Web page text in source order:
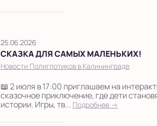
25.06.2026
СКАЗКА ДЛЯ САМЫХ МАЛЕНЬКИХ!
Новости Полиглотиков в Калининграде
📖 2 июля в 17:00 приглашаем на
сказочное приключение, где дети
истории. Игры, тв... Подробнее →